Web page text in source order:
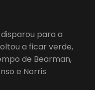
para a
a ficar verde,
de Bearman,
e Norris